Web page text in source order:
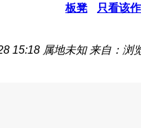
板凳 只看该
15:18 属地未知 来自：浏